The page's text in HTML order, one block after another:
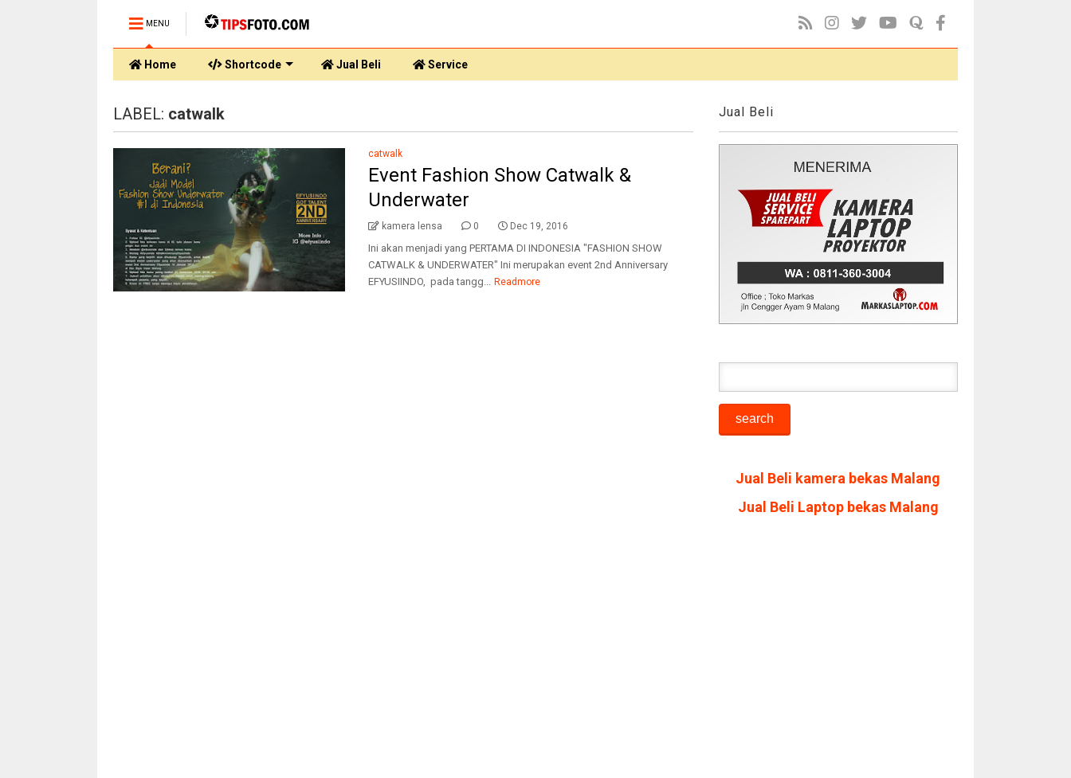
MENU
Home Shortcode Jual Beli Service
LABEL: catwalk
catwalk
Event Fashion Show Catwalk &
Underwater
kamera lensa 0 Dec 19, 2016
Ini akan menjadi yang PERTAMA DI INDONESIA "FASHION SHOW
CATWALK & UNDERWATER" Ini merupakan event 2nd Anniversary
EFYUSIINDO, pada tangg... Readmore
Jual Beli
Jual Beli kamera bekas Malang
Jual Beli Laptop bekas Malang